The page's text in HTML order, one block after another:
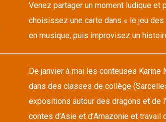
Venez partager un moment ludique et
choisissez une carte dans « le jeu
en musique, puis improvisez un
De janvier à mai les conteuses
dans des classes de collège
expositions autour des dragons et de
contes d’Asie et d’Amazonie et